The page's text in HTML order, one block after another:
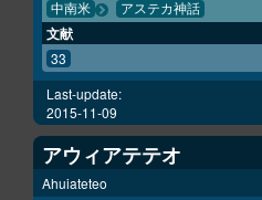
中南米 アステカ神話
文献
33
Last-update:
2015-11-09
アウィアテテオ
Ahuiateteo